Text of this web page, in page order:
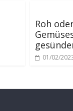
Roh
01/02/